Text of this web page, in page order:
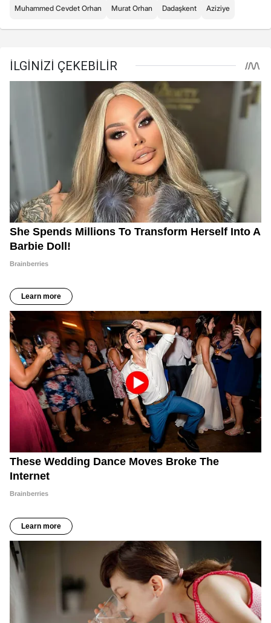
Muhammed Cevdet Orhan Murat Orhan Dadaşkent Aziziye